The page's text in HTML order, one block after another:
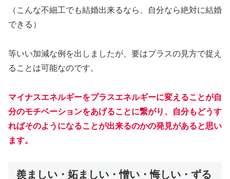
（こんな不細工でも結婚出来るなら、自分なら絶対に結婚
できる）
等いい加減な例を出しましたが、要はプラスの見方で捉え
ることは可能なのです。
マイナスエネルギーをプラスエネルギーに変えることが自
分のモチベーションをあげることに繋がり、自分もどうす
ればそのようになることが出来るのかの発見があると思い
ます。
羨ましい・妬ましい・憎い・悔しい・ずる